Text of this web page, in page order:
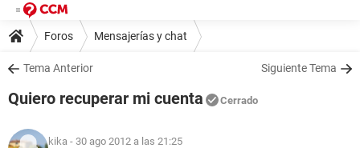
Foros Mensajerías y chat
Tema Anterior Siguiente Tema
Quiero recuperar mi cuenta Cerrado
kika - 30 ago 2012 a las 21:25